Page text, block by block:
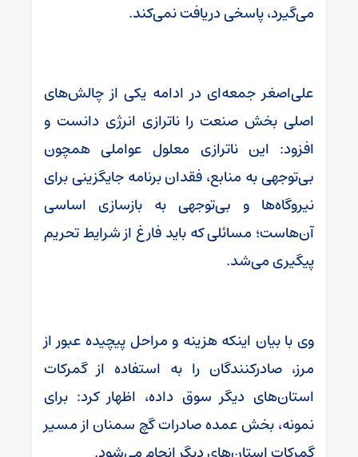
می‌گیرد، پاسخی دریافت نمی‌کند.
علی‌اصغر جمعه‌ای در ادامه یکی از چالش‌های
اصلی بخش صنعت را ناترازی انرژی دانست و
افزود: این ناترازی معلول عواملی همچون
بی‌توجهی به منابع، فقدان برنامه جایگزینی برای
نیروگاه‌ها و بی‌توجهی به بازسازی اساسی
آن‌هاست؛ مسائلی که باید فارغ از شرایط تحریم
پیگیری می‌شد.
وی با بیان اینکه هزینه و مراحل پیچیده عبور از
مرز، صادرکنندگان را به استفاده از گمرکات
استان‌های دیگر سوق داده، اظهار کرد: برای
نمونه، بخش عمده صادرات گچ سمنان از مسیر